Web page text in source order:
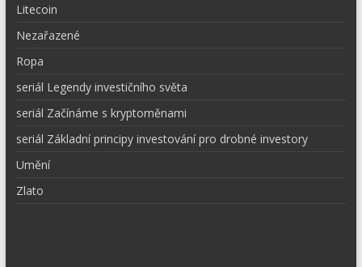
Litecoin
Nezařazené
Ropa
seriál Legendy investičního světa
seriál Začínáme s kryptoměnami
seriál Základní principy investování pro drobné investory
Umění
Zlato